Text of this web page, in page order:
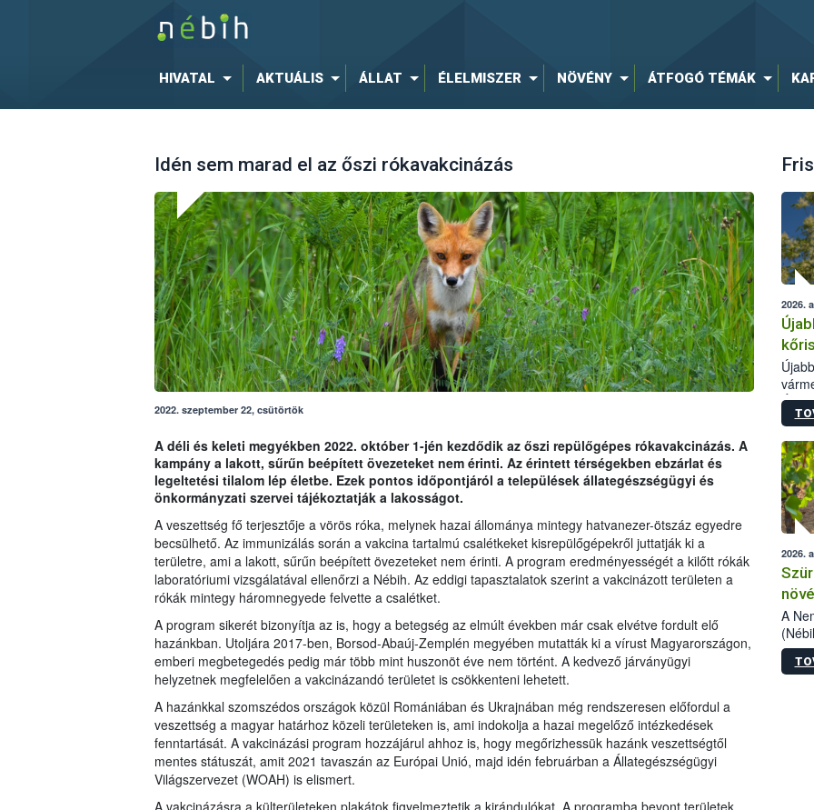
HIVATAL AKTUÁLIS ÁLLAT ÉLELMISZER NÖVÉNY ÁTFOGÓ TÉMÁK
Idén sem marad el az őszi rókavakcinázás
2022. szeptember 22, csütörtök
A déli és keleti megyékben 2022. október 1-jén kezdődik az őszi repülőgépes rókavakcinázás. A
kampány a lakott, sűrűn beépített övezeteket nem érinti. Az érintett térségekben ebzárlat és
legeltetési tilalom lép életbe. Ezek pontos időpontjáról a települések állategészségügyi és
önkormányzati szervei tájékoztatják a lakosságot.
A veszettség fő terjesztője a vörös róka, melynek hazai állománya mintegy hatvanezer-ötszáz egyedre
becsülhető. Az immunizálás során a vakcina tartalmú csalétkeket kisrepülőgépekről juttatják ki a
területre, ami a lakott, sűrűn beépített övezeteket nem érinti. A program eredményességét a kilőtt rókák
laboratóriumi vizsgálatával ellenőrzi a Nébih. Az eddigi tapasztalatok szerint a vakcinázott területen a
rókák mintegy háromnegyede felvette a csalétket.
A program sikerét bizonyítja az is, hogy a betegség az elmúlt években már csak elvétve fordult elő
hazánkban. Utoljára 2017-ben, Borsod-Abaúj-Zemplén megyében mutatták ki a vírust Magyarországon,
emberi megbetegedés pedig már több mint huszonöt éve nem történt. A kedvező járványügyi
helyzetnek megfelelően a vakcinázandó területet is csökkenteni lehetett.
A hazánkkal szomszédos országok közül Romániában és Ukrajnában még rendszeresen előfordul a
veszettség a magyar határhoz közeli területeken is, ami indokolja a hazai megelőző intézkedések
fenntartását. A vakcinázási program hozzájárul ahhoz is, hogy megőrizhessük hazánk veszettségtől
mentes státuszát, amit 2021 tavaszán az Európai Unió, majd idén februárban a Állategészségügyi
Világszervezet (WOAH) is elismert.
2026.
2026.
A